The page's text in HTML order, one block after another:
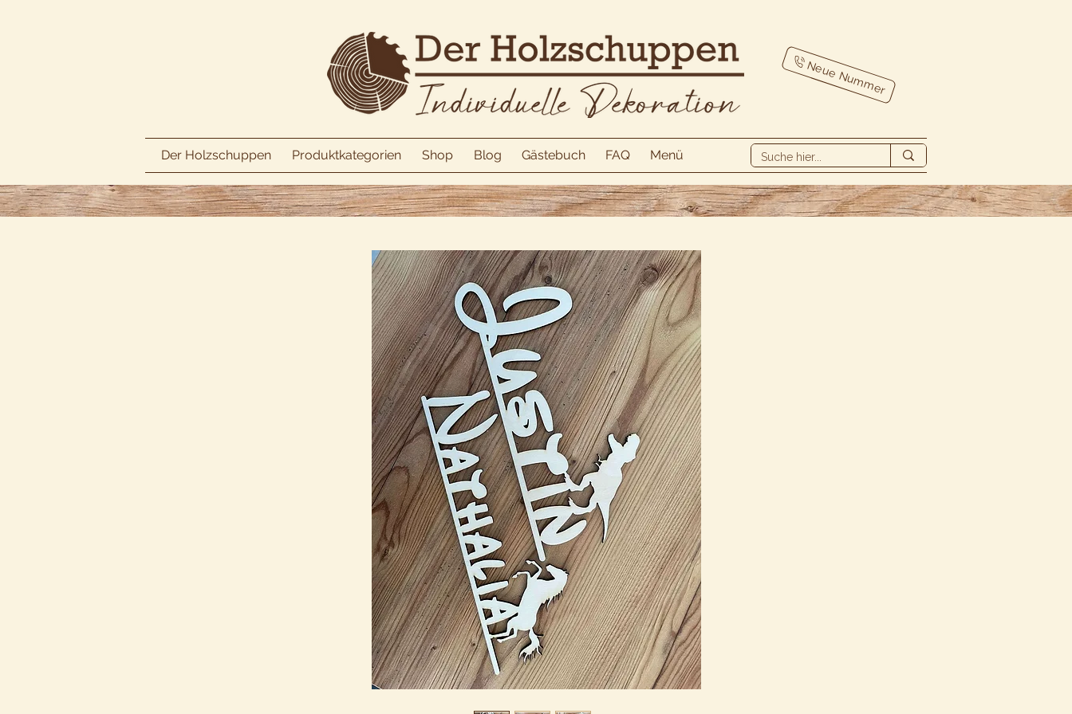
Neue Nummer
Der Holzschuppen Produktkategorien Shop Blog Gästebuch FAQ Menü